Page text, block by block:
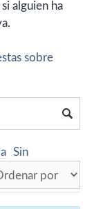
alguien ha
sobre
Sin